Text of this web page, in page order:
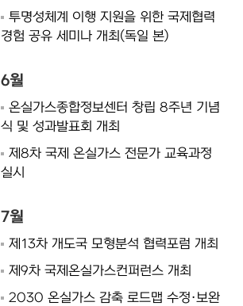
투명성체계 이행 지원을 위한 국제협력
경험 공유 세미나 개최(독일 본)
6월
온실가스종합정보센터 창립 8주년 기념
식 및 성과발표회 개최
제8차 국제 온실가스 전문가 교육과정
실시
7월
제13차 개도국 모형분석 협력포럼 개최
제9차 국제온실가스컨퍼런스 개최
2030 온실가스 감축 로드맵 수정·보완